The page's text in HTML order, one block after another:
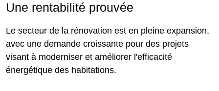
Une rentabilité prouvée
Le secteur de la rénovation est en pleine expansion,
avec une demande croissante pour des projets
visant à moderniser et améliorer l'efficacité
énergétique des habitations.